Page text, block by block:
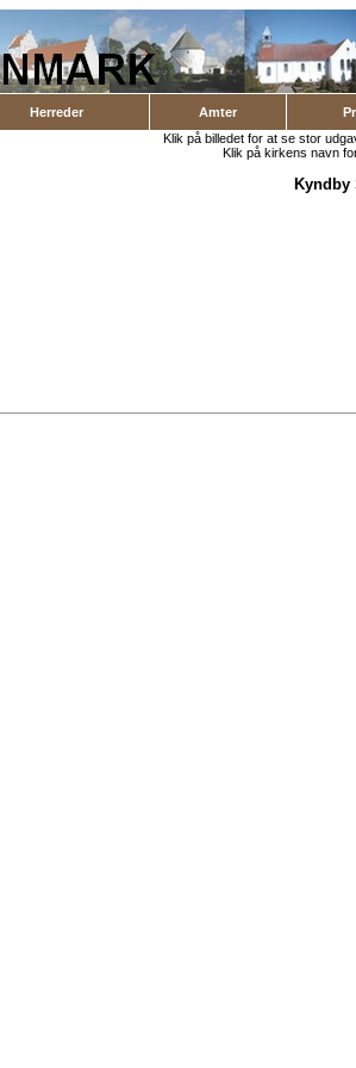
Herreder Amter
Klik på billedet for at se stor
Klik på kirkens navn
Kyndby